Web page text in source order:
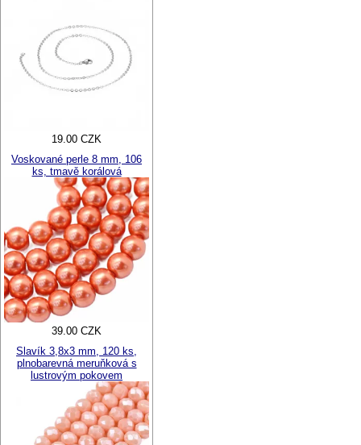
19.00 CZK
Voskované perle 8 mm, 106
ks, tmavě korálová
39.00 CZK
Slavík 3,8x3 mm, 120 ks,
plnobarevná meruňková s
lustrovým pokovem